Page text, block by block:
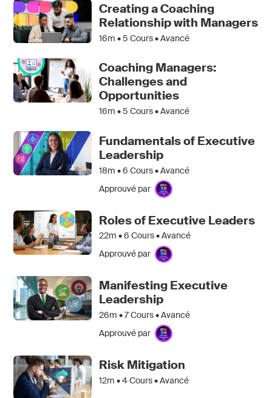
Creating a Coaching
Relationship with Managers
16m •5 Cours • Avancé
Coaching Managers:
Challenges and
Opportunities
16m •5 Cours • Avancé
Fundamentals of Executive
Leadership
18m •6 Cours • Avancé
Approuvé par
Roles of Executive Leaders
22m •6 Cours • Avancé
Approuvé par
Manifesting Executive
Leadership
26m •7Cours • Avancé
Approuvé par
Risk Mitigation
12m •4Cours • Avancé